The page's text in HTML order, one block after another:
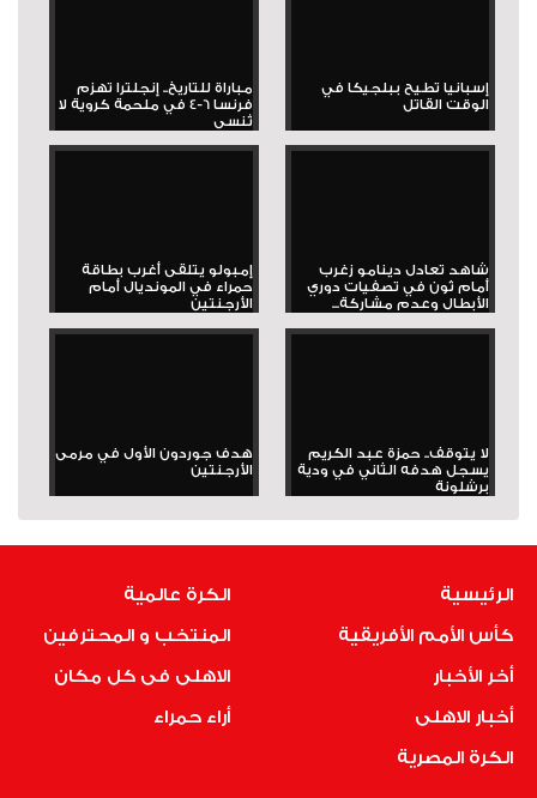
إسبانيا تطيح ببلجيكا في
الوقت القاتل
مباراة للتاريخ.. إنجلترا تهزم
فرنسا 6-4 في ملحمة كروية لا
تُنسى
شاهد تعادل دينامو زغرب
أمام ثون في تصفيات دوري
الأبطال وعدم مشاركة...
إمبولو يتلقى أغرب بطاقة
حمراء في المونديال أمام
الأرجنتين
لا يتوقف.. حمزة عبد الكريم
يسجل هدفه الثاني في ودية
برشلونة
هدف جوردون الأول في مرمى
الأرجنتين
الرئيسية
كأس الأمم الأفريقية
أخر الأخبار
أخبار الاهلى
الكرة المصرية
الكرة عالمية
المنتخب و المحترفين
الاهلى فى كل مكان
أراء حمراء